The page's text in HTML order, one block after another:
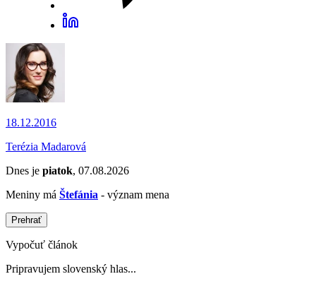
18.12.2016
Terézia Madarová
Dnes je piatok, 07.08.2026
Meniny má Štefánia - význam mena
Prehrať
Vypočuť článok
Pripravujem slovenský hlas...